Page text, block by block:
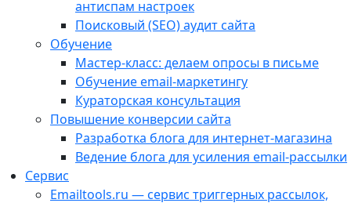
антиспам настроек
Поисковый (SEO) аудит сайта
Обучение
Мастер-класс: делаем опросы в письме
Обучение email-маркетингу
Кураторская консультация
Повышение конверсии сайта
Разработка блога для интернет-магазина
Ведение блога для усиления email-рассылки
Сервис
Emailtools.ru — сервис триггерных рассылок,